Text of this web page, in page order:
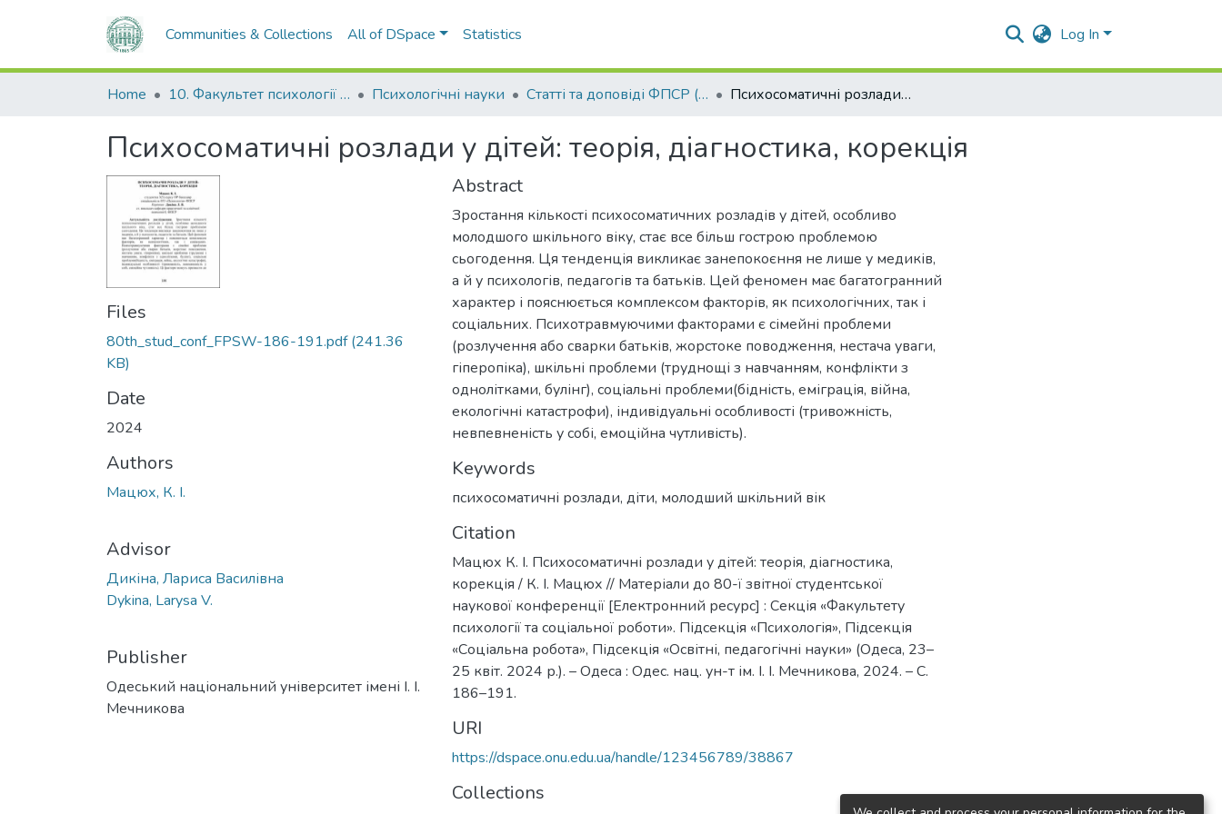
Communities & Collections All of DSpace Statistics Log In
Home 10. Факультет психології та соціальної роботи Психологічні науки Статті та доповіді ФПСР (Психологічні науки) Психосоматичні розлади у дітей: теорія, діагностика, корекція
Психосоматичні розлади у дітей: теорія, діагностика, корекція
Files
80th_stud_conf_FPSW-186-191.pdf(241.36
KB)
Date
2024
Authors
Мацюх, К. І.
Advisor
Дикіна, Лариса Василівна
Dykina, Larysa V.
Publisher
Одеський національний університет імені І. І.
Мечникова
Abstract
Зростання кількості психосоматичних розладів у дітей, особливо
молодшого шкільного віку, стає все більш гострою проблемою
сьогодення. Ця тенденція викликає занепокоєння не лише у медиків,
а й у психологів, педагогів та батьків. Цей феномен має багатогранний
характер і пояснюється комплексом факторів, як психологічних, так і
соціальних. Психотравмуючими факторами є сімейні проблеми
(розлучення або сварки батьків, жорстоке поводження, нестача уваги,
гіперопіка), шкільні проблеми (труднощі з навчанням, конфлікти з
однолітками, булінг), соціальні проблеми(бідність, еміграція, війна,
екологічні катастрофи), індивідуальні особливості (тривожність,
невпевненість у собі, емоційна чутливість).
Keywords
психосоматичні розлади, діти, молодший шкільний вік
Citation
Мацюх К. І. Психосоматичні розлади у дітей: теорія, діагностика,
корекція / К. І. Мацюх // Матеріали до 80-ї звітної студентської
наукової конференції [Електронний ресурс] : Секція «Факультету
психології та соціальної роботи». Підсекція «Психологія», Підсекція
«Соціальна робота», Підсекція «Освітні, педагогічні науки» (Одеса, 23–
25 квіт. 2024 р.). – Одеса : Одес. нац. ун-т ім. І. І. Мечникова, 2024. – С.
186–191.
URI
https://dspace.onu.edu.ua/handle/123456789/38867
Collections